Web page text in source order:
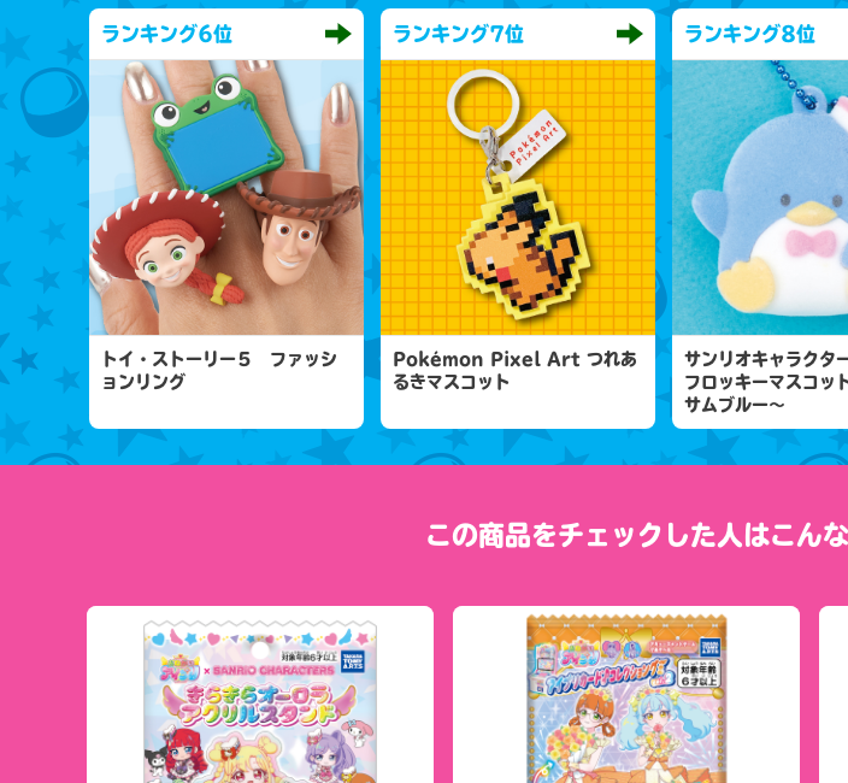
ランキング6位
トイ・ストーリー５ ファッシ
ョンリング
ランキング7位
Pokémon Pixel Art つれあ
るきマスコット
ランキング8位
サンリオキャラクタ
フロッキーマスコッ
サムブルー～
この商品をチェックした人はこん